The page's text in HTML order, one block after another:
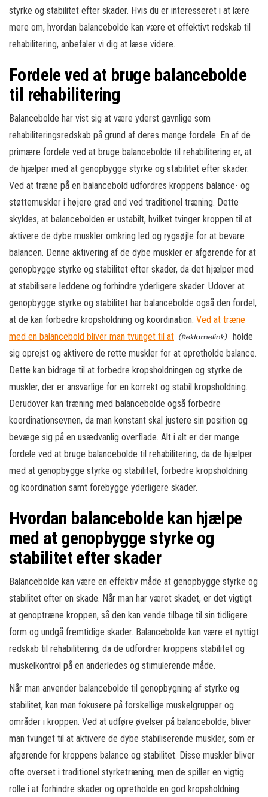
styrke og stabilitet efter skader. Hvis du er interesseret i at lære
mere om, hvordan balancebolde kan være et effektivt redskab til
rehabilitering, anbefaler vi dig at læse videre.
Fordele ved at bruge balancebolde
til rehabilitering
Balancebolde har vist sig at være yderst gavnlige som
rehabiliteringsredskab på grund af deres mange fordele. En af de
primære fordele ved at bruge balancebolde til rehabilitering er, at
de hjælper med at genopbygge styrke og stabilitet efter skader.
Ved at træne på en balancebold udfordres kroppens balance- og
støttemuskler i højere grad end ved traditionel træning. Dette
skyldes, at balancebolden er ustabilt, hvilket tvinger kroppen til at
aktivere de dybe muskler omkring led og rygsøjle for at bevare
balancen. Denne aktivering af de dybe muskler er afgørende for at
genopbygge styrke og stabilitet efter skader, da det hjælper med
at stabilisere leddene og forhindre yderligere skader. Udover at
genopbygge styrke og stabilitet har balancebolde også den fordel,
at de kan forbedre kropsholdning og koordination. Ved at træne
med en balancebold bliver man tvunget til at
holde
sig oprejst og aktivere de rette muskler for at opretholde balance.
Dette kan bidrage til at forbedre kropsholdningen og styrke de
muskler, der er ansvarlige for en korrekt og stabil kropsholdning.
Derudover kan træning med balancebolde også forbedre
koordinationsevnen, da man konstant skal justere sin position og
bevæge sig på en usædvanlig overflade. Alt i alt er der mange
fordele ved at bruge balancebolde til rehabilitering, da de hjælper
med at genopbygge styrke og stabilitet, forbedre kropsholdning
og koordination samt forebygge yderligere skader.
Hvordan balancebolde kan hjælpe
med at genopbygge styrke og
stabilitet efter skader
Balancebolde kan være en effektiv måde at genopbygge styrke og
stabilitet efter en skade. Når man har været skadet, er det vigtigt
at genoptræne kroppen, så den kan vende tilbage til sin tidligere
form og undgå fremtidige skader. Balancebolde kan være et nyttigt
redskab til rehabilitering, da de udfordrer kroppens stabilitet og
muskelkontrol på en anderledes og stimulerende måde.
Når man anvender balancebolde til genopbygning af styrke og
stabilitet, kan man fokusere på forskellige muskelgrupper og
områder i kroppen. Ved at udføre øvelser på balancebolde, bliver
man tvunget til at aktivere de dybe stabiliserende muskler, som er
afgørende for kroppens balance og stabilitet. Disse muskler bliver
ofte overset i traditionel styrketræning, men de spiller en vigtig
rolle i at forhindre skader og opretholde en god kropsholdning.